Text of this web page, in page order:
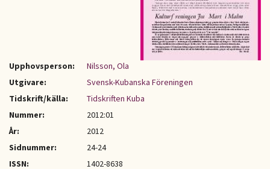
Upphovsperson:
Nilsson, Ola
Utgivare:
Svensk-Kubanska Föreningen
Tidskrift/källa:
Tidskriften Kuba
Nummer:
2012:01
År:
2012
Sidnummer:
24-24
ISSN:
1402-8638